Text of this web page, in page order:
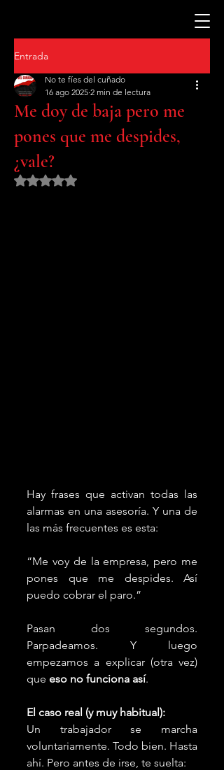
Entrada
Me doy de baja pero me
pones que me despides,
¿vale?
No te fíes del cuñado
16 ago 2025 2 min de lectura
Obtuvo NaN de 5 estrellas.
Hay frases que activan todas las
alarmas en una asesoría. Y una de
las más frecuentes es esta:
“Me voy de la empresa, pero me
pones que me despides. Así
puedo cobrar el paro.”
Pasan dos segundos.
Parpadeamos. Y luego
empezamos a explicar (otra vez)
que eso no funciona así.
El caso real (y muy habitual):
Un trabajador se marcha
voluntariamente. Todo bien. Hasta
ahí. Pero antes de irse, te suelta: